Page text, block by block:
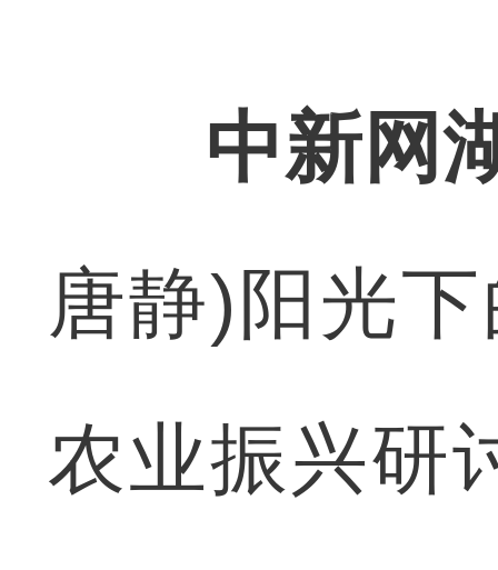
中新网
唐静)阳光
农业振兴研